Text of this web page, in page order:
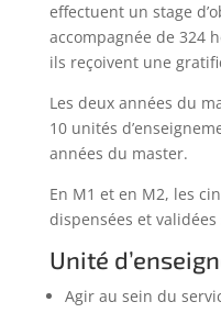
effectuent un stage
accompagnée de 324
ils reçoivent une
Les deux années du
10 unités
années du master.
En M1 et en M2, les
dispensées et
Unité
Agir au sein du